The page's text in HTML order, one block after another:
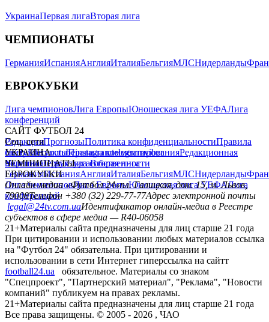
УкраинаПервая лигаВторая лига
ЧЕМПИОНАТЫ
ГерманияИспанияАнглияИталияБельгияМЛСНидерланды
ЕВРОКУБКИ
Лига чемпионовЛига ЕвропыЮношеская лига УЕФАЛига
конференций
САЙТ ФУТБОЛ 24
РедакцияПрогнозыПолитика конфиденциальностиПравила
сайтуКонтактыПравила комментированияРедакционная
политикаСтруктура собственности
Соц. сети
facebookxyoutubeinstagramtelegramviber
УКРАИНА
УкраинаПервая лигаВторая лига
ЧЕМПИОНАТЫ
ГерманияИспанияАнглияИталияБельгияМЛСНидерланды
ЕВРОКУБКИ
Лига чемпионовЛига ЕвропыЮношеская лига УЕФАЛига
конференций
Онлайн-медиа «Футбол 24»пл. Галицкая, дом. 15, м. Львов,
79008Телефон +380 (32) 229-77-77Адрес электронной почты
legal@24tv.com.uaИдентификатор онлайн-медиа в Реестре
субъектов в сфере медиа — R40-06058
21+Материалы сайта предназначены для лиц старше 21 года
При цитировании и использовании любых материалов ссылка
на "Футбол 24" обязательна. При цитировании и
использовании в сети Интернет гиперссылка на сайтт
football24.ua
обязательное. Материалы со знаком
"Спецпроект", "Партнерский материал", "Реклама", "Новости
компаний" публикуем на правах рекламы.
21+Материалы сайта предназначены для лиц старше 21 года
Все права защищены. © 2005 - 2026 , ЧАО